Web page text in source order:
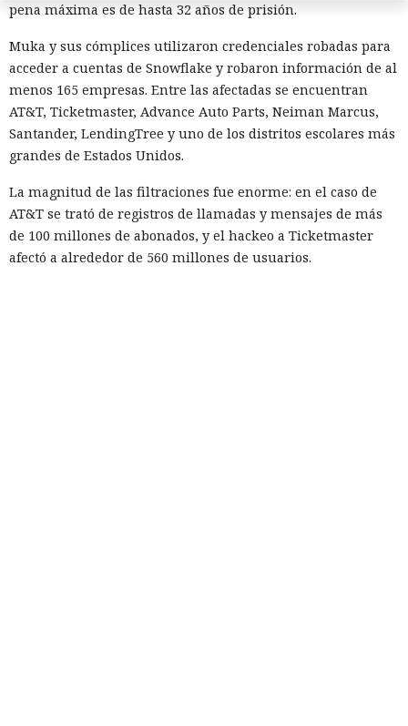
pena máxima es de hasta 32 años de prisión.
Muka y sus cómplices utilizaron credenciales robadas para
acceder a cuentas de Snowflake y robaron información de al
menos 165 empresas. Entre las afectadas se encuentran
AT&T, Ticketmaster, Advance Auto Parts, Neiman Marcus,
Santander, LendingTree y uno de los distritos escolares más
grandes de Estados Unidos.
La magnitud de las filtraciones fue enorme: en el caso de
AT&T se trató de registros de llamadas y mensajes de más
de 100 millones de abonados, y el hackeo a Ticketmaster
afectó a alrededor de 560 millones de usuarios.